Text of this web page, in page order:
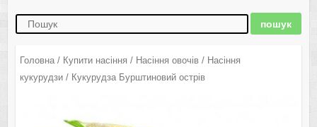
Головна/ Купити насіння / Насіння овочів/ Насіння
кукурудзи/ Кукурудза Бурштиновий острів